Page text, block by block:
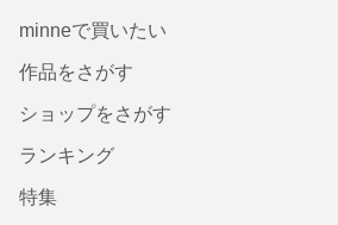
minneで買いたい
作品をさがす
ショップをさがす
ランキング
特集